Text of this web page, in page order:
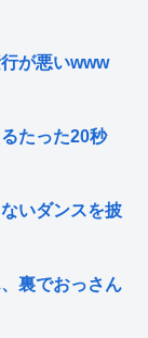
が悪いwww
たった20秒
いダンスを披
裏でおっさん